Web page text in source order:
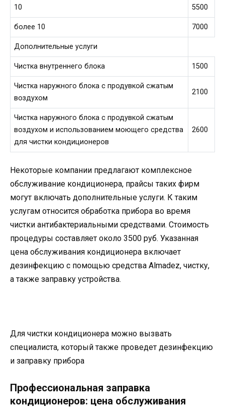
10 5500
более 10 7000
Дополнительные услуги
Чистка внутреннего блока 1500
Чистка наружного блока с продувкой сжатым
воздухом
2100
Чистка наружного блока с продувкой сжатым
воздухом и использованием моющего средства
для чистки кондиционеров
2600
Некоторые компании предлагают комплексное
обслуживание кондиционера, прайсы таких фирм
могут включать дополнительные услуги. К таким
услугам относится обработка прибора во время
чистки антибактериальными средствами. Стоимость
процедуры составляет около 3500 руб. Указанная
цена обслуживания кондиционера включает
дезинфекцию с помощью средства Almadez, чистку,
а также заправку устройства.
Для чистки кондиционера можно вызвать
специалиста, который также проведет дезинфекцию
и заправку прибора
Профессиональная заправка
кондиционеров: цена обслуживания